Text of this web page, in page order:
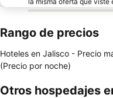
Rango de precios
Hoteles en Jalisco - Precio
(Precio por noche)
Otros hospedajes